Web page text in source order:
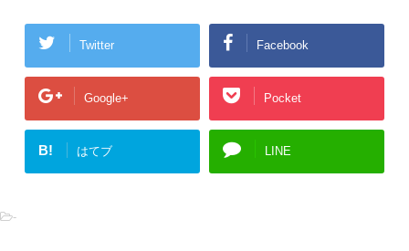
Twitter Facebook
Google+ Pocket
B! はてブ LINE
-